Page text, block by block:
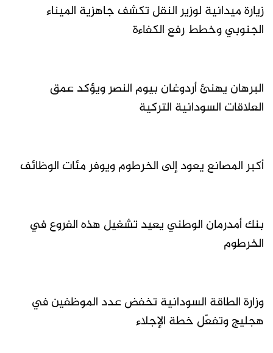
زيارة ميدانية لوزير النقل تكشف جاهزية الميناء
الجنوبي وخطط رفع الكفاءة
البرهان يهنئ أردوغان بيوم النصر ويؤكد عمق
العلاقات السودانية التركية
أكبر المصانع يعود إلى الخرطوم ويوفر مئات الوظائف
بنك أمدرمان الوطني يعيد تشغيل هذه الفروع في
الخرطوم
وزارة الطاقة السودانية تخفض عدد الموظفين في
هجليج وتفعّل خطة الإجلاء